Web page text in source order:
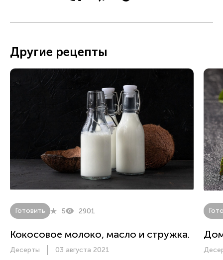
Другие рецепты
Готовить 5 2901
Кокосовое молоко, масло и стружка.
Десерты 03 августа 2021